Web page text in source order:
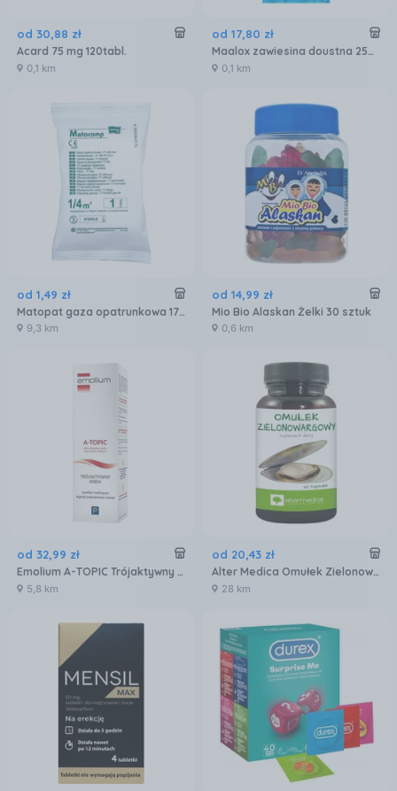
od 30,88 zł
Acard 75 mg 120tabl.
0,1 km
od 17,80 zł
Maalox zawiesina doustna 250 ml
0,1 km
od 1,49 zł
Matopat gaza opatrunkowa 17N jałowa 1/4m2
9,3 km
od 14,99 zł
Mio Bio Alaskan Żelki 30 sztuk
0,6 km
od 32,99 zł
Emolium A-TOPIC Trójaktywny krem 50ml
5,8 km
od 20,43 zł
Alter Medica Omułek Zielonowargowy 60kaps.
28 km